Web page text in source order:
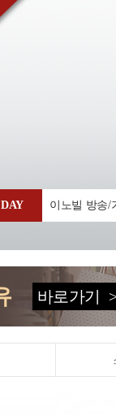
이노빌 방송/
바로가기